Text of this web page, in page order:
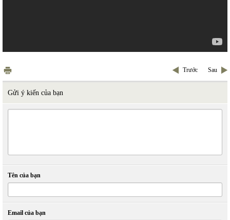
Trước Sau
Gửi ý kiến của bạn
Tên của bạn
Email của bạn